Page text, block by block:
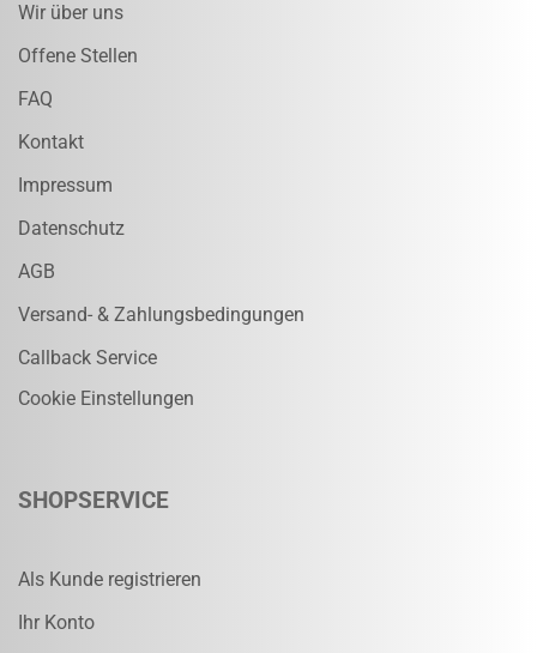
Wir über uns
Offene Stellen
FAQ
Kontakt
Impressum
Datenschutz
AGB
Versand- & Zahlungsbedingungen
Callback Service
Cookie Einstellungen
SHOPSERVICE
Als Kunde registrieren
Ihr Konto